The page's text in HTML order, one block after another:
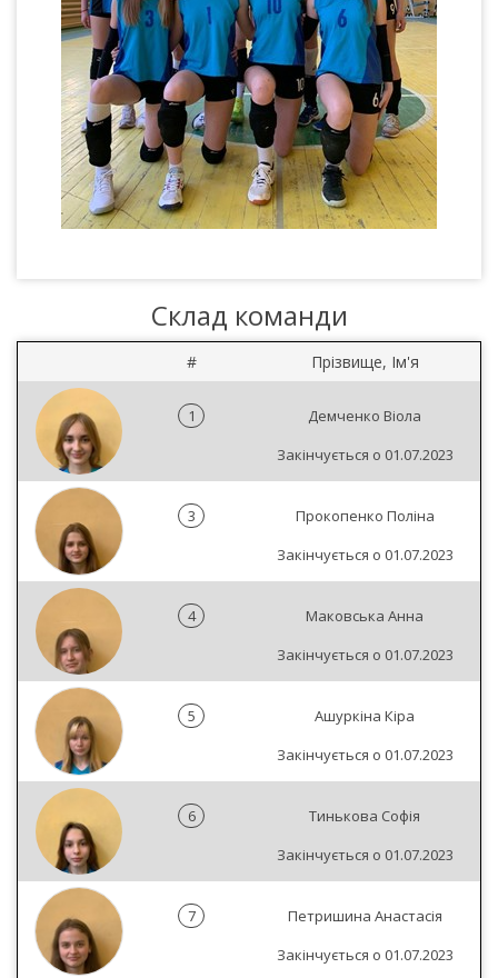
Склад команди
# Прізвище, Ім'я
1
Демченко Віола
Закінчується о 01.07.2023
3
Прокопенко Поліна
Закінчується о 01.07.2023
4
Маковська Анна
Закінчується о 01.07.2023
5
Ашуркіна Кіра
Закінчується о 01.07.2023
6
Тинькова Софія
Закінчується о 01.07.2023
7
Петришина Анастасія
Закінчується о 01.07.2023